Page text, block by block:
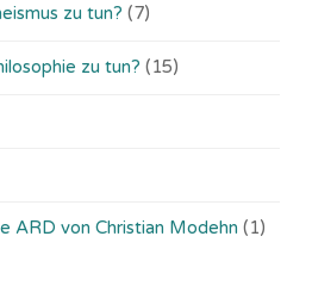
zu tun? (7)
zu tun? (15)
ARD von Christian Modehn (1)